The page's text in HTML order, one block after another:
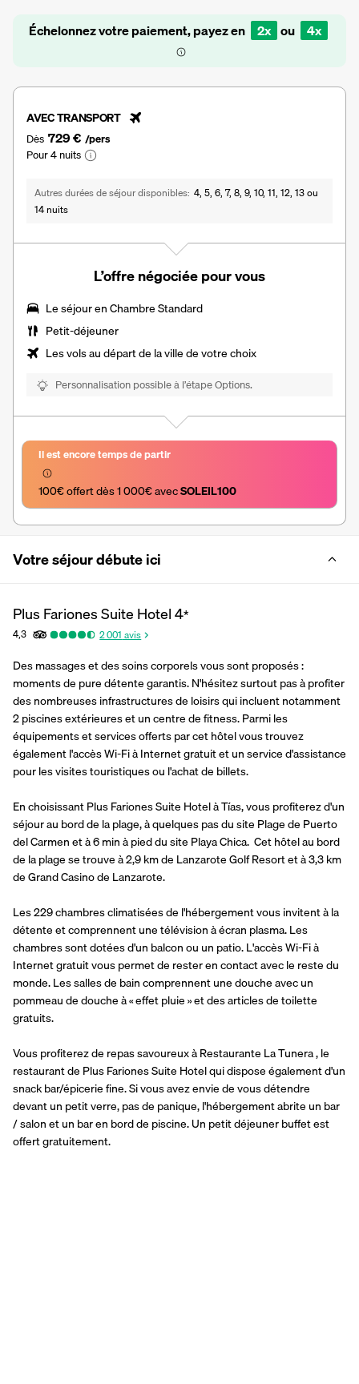
Échelonnez votre paiement, payez en 2x ou 4x
AVEC TRANSPORT
Dès 729 € /pers
Pour 4 nuits
Autres durées de séjour disponibles 4, 5, 6, 7, 8, 9, 10, 11, 12, 13 ou
14 nuits
L’offre négociée pour vous
Le séjour en Chambre Standard
Petit-déjeuner
Les vols au départ de la ville de votre choix
Personnalisation possible à l’étape Options.
Il est encore temps de partir
100€ offert dès 1 000€ avec SOLEIL100
Votre séjour débute ici
Plus Fariones Suite Hotel4*
4,3 2 001 avis
Des massages et des soins corporels vous sont proposés :
moments de pure détente garantis. N'hésitez surtout pas à profiter
des nombreuses infrastructures de loisirs qui incluent notamment
2 piscines extérieures et un centre de fitness. Parmi les
équipements et services offerts par cet hôtel vous trouvez
également l'accès Wi-Fi à Internet gratuit et un service d'assistance
pour les visites touristiques ou l'achat de billets.
En choisissant Plus Fariones Suite Hotel à Tías, vous profiterez d'un
séjour au bord de la plage, à quelques pas du site Plage de Puerto
del Carmen et à 6 min à pied du site Playa Chica.  Cet hôtel au bord
de la plage se trouve à 2,9 km de Lanzarote Golf Resort et à 3,3 km
de Grand Casino de Lanzarote.
Les 229 chambres climatisées de l'hébergement vous invitent à la
détente et comprennent une télévision à écran plasma. Les
chambres sont dotées d'un balcon ou un patio. L'accès Wi-Fi à
Internet gratuit vous permet de rester en contact avec le reste du
monde. Les salles de bain comprennent une douche avec un
pommeau de douche à « effet pluie » et des articles de toilette
gratuits.
Vous profiterez de repas savoureux à Restaurante La Tunera , le
restaurant de Plus Fariones Suite Hotel qui dispose également d'un
snack bar/épicerie fine. Si vous avez envie de vous détendre
devant un petit verre, pas de panique, l'hébergement abrite un bar
/ salon et un bar en bord de piscine. Un petit déjeuner buffet est
offert gratuitement.